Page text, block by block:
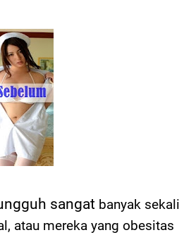
sangat banyak sekali
atau mereka yang obesitas